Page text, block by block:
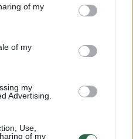
of my
of my
my
Advertising.
Use,
of my
iš kurio net vaikai
00:01:43